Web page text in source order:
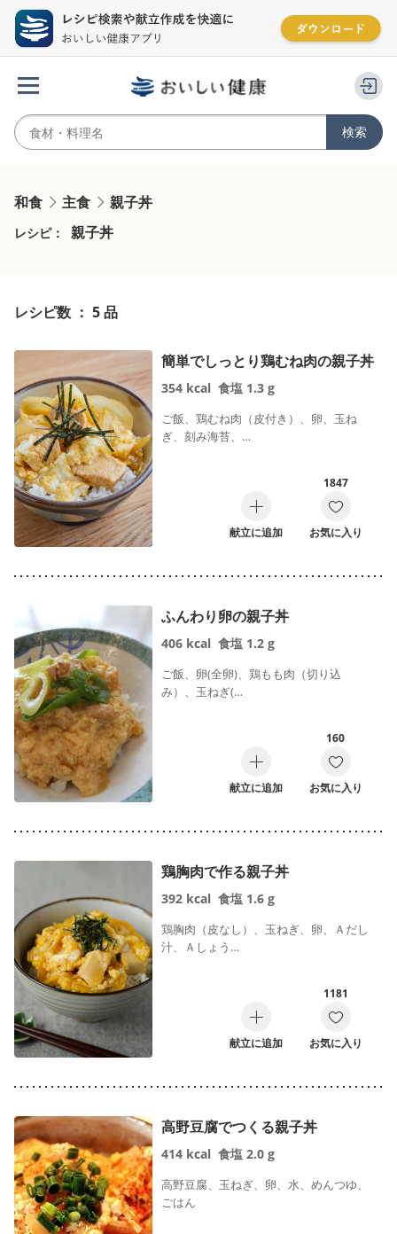
和食 主食 親子丼
レシピ： 親子丼
レシピ数 ： 5 品
簡単でしっとり鶏むね肉の親子丼
354 kcal 食塩 1.3 g
ご飯、鶏むね肉（皮付き）、卵、玉ね
ぎ、刻み海苔、…
献立に追加
1847
お気に入り
ふんわり卵の親子丼
406 kcal 食塩 1.2 g
ご飯、卵(全卵)、鶏もも肉（切り込
み）、玉ねぎ(…
献立に追加
160
お気に入り
鶏胸肉で作る親子丼
392 kcal 食塩 1.6 g
鶏胸肉（皮なし）、玉ねぎ、卵、Ａだし
汁、Ａしょう…
献立に追加
1181
お気に入り
高野豆腐でつくる親子丼
414 kcal 食塩 2.0 g
高野豆腐、玉ねぎ、卵、水、めんつゆ、
ごはん